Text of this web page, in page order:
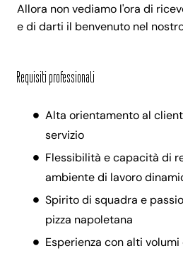
Allora non vediamo l'ora di
e di darti il benvenuto nel
Requisiti professionali
Alta orientamento al
servizio
Flessibilità e capacità di
ambiente di lavoro
Spirito di squadra e
pizza napoletana
Esperienza con alti